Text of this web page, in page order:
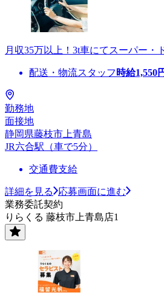
月収35万以上！3t車にてスーパー・
配送・物流スタッフ 時給1,550
勤務地
面接地
静岡県藤枝市上青島
JR六合駅（車で5分）
交通費支給
詳細を見る
応募画面に進む
業務委託契約
りらくる 藤枝市上青島店1